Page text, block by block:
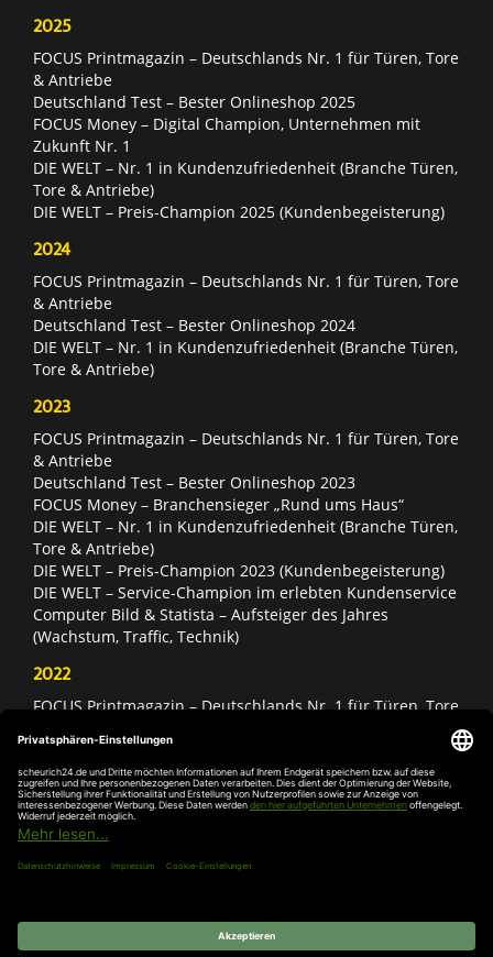
2025
FOCUS Printmagazin – Deutschlands Nr. 1 für Türen, Tore
& Antriebe
Deutschland Test – Bester Onlineshop 2025
FOCUS Money – Digital Champion, Unternehmen mit
Zukunft Nr. 1
DIE WELT – Nr. 1 in Kundenzufriedenheit (Branche Türen,
Tore & Antriebe)
DIE WELT – Preis-Champion 2025 (Kundenbegeisterung)
2024
FOCUS Printmagazin – Deutschlands Nr. 1 für Türen, Tore
& Antriebe
Deutschland Test – Bester Onlineshop 2024
DIE WELT – Nr. 1 in Kundenzufriedenheit (Branche Türen,
Tore & Antriebe)
2023
FOCUS Printmagazin – Deutschlands Nr. 1 für Türen, Tore
& Antriebe
Deutschland Test – Bester Onlineshop 2023
FOCUS Money – Branchensieger „Rund ums Haus“
DIE WELT – Nr. 1 in Kundenzufriedenheit (Branche Türen,
Tore & Antriebe)
DIE WELT – Preis-Champion 2023 (Kundenbegeisterung)
DIE WELT – Service-Champion im erlebten Kundenservice
Computer Bild & Statista – Aufsteiger des Jahres
(Wachstum, Traffic, Technik)
2022
FOCUS Printmagazin – Deutschlands Nr. 1 für Türen, Tore
Deutschland Test – Bester Onlineshop 2022
FOCUS Money – Branchensieger „Rund ums Haus“
DIE WELT – Service-Champion im erlebten Kundenservice
DIE WELT – Branchengewinner Gold-Rang (Türen, Tore &
Antriebe)